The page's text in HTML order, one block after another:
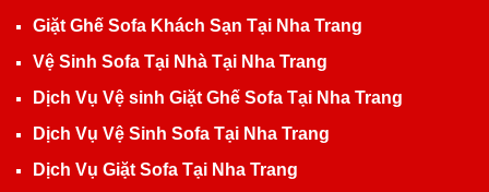
Giặt Ghế Sofa Khách Sạn Tại Nha Trang
Vệ Sinh Sofa Tại Nhà Tại Nha Trang
Dịch Vụ Vệ sinh Giặt Ghế Sofa Tại Nha Trang
Dịch Vụ Vệ Sinh Sofa Tại Nha Trang
Dịch Vụ Giặt Sofa Tại Nha Trang